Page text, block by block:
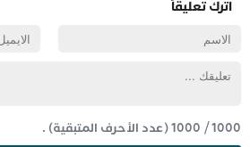
اترك تعليقاً
1000
/
1000(عدد الأحرف المتبقية) .